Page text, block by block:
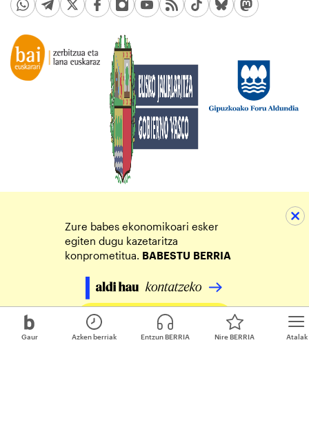
Gaur Atalak
Azken berriak Entzun BERRIA Nire BERRIA
Zure babes ekonomikoari esker
egiten dugu kazetaritza
konprometitua. BABESTU BERRIA
Egin zure ekarpena